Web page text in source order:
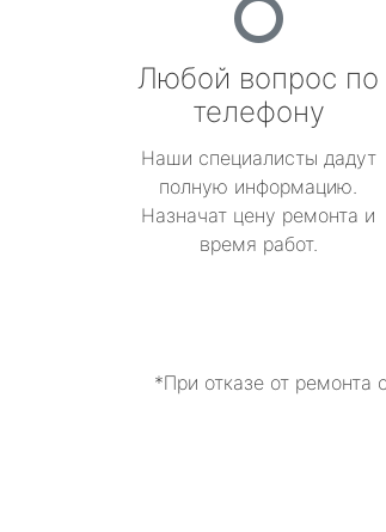
Любой вопрос по
телефону
Наши специалисты дадут
полную информацию.
Назначат цену ремонта и
время работ.
*При отказе от ремонта